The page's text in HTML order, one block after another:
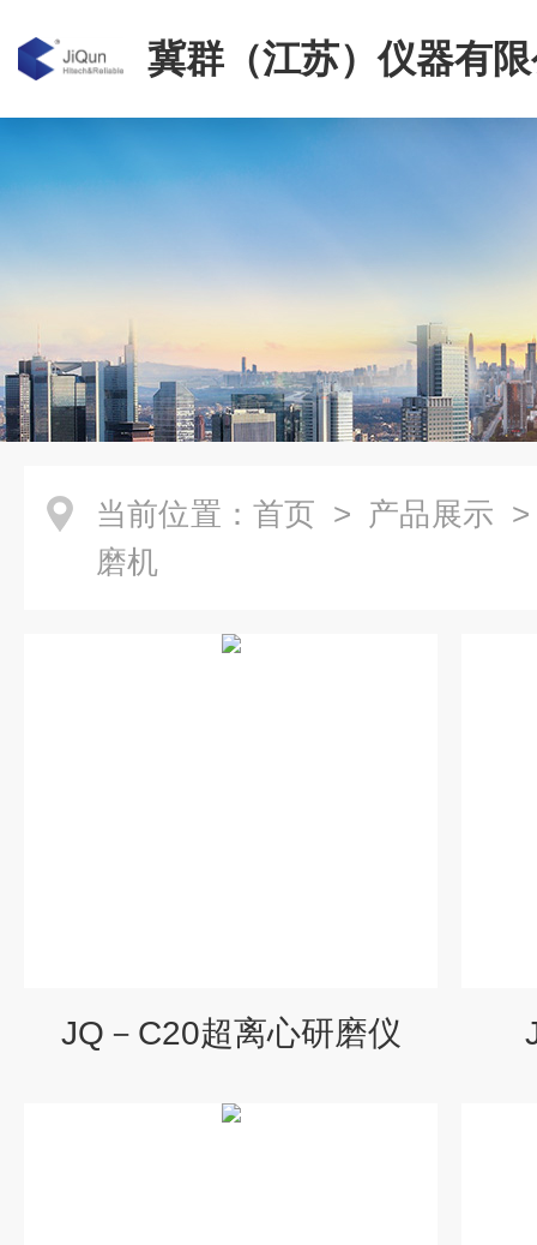
冀群（江苏）仪器有
当前位置： 首页 > 产品展示
磨机
JQ－C20超离心研磨仪